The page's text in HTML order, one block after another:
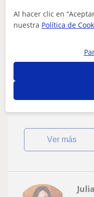
Cizur, Barañain,
Matemáticas:
Clases
matemáticas
particulares a
niveles de la ESO y
ver más
Al hacer clic en
nuestra Política de